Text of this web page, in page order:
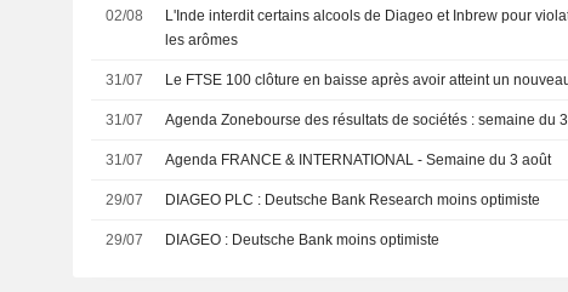
02/08
L'Inde interdit certains alcools de Diageo et Inbrew pour
les arômes
31/07 Le FTSE 100 clôture en baisse après avoir atteint un
31/07 Agenda Zonebourse des résultats de sociétés : semaine du
31/07 Agenda FRANCE & INTERNATIONAL - Semaine du 3 août
29/07 DIAGEO PLC : Deutsche Bank Research moins optimiste
29/07 DIAGEO : Deutsche Bank moins optimiste